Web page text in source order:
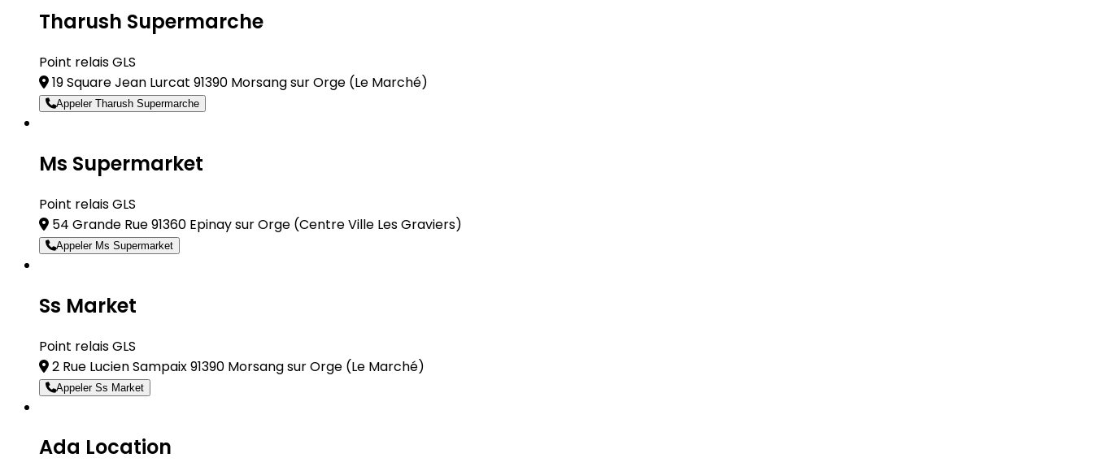
Tharush Supermarche
Point relais GLS
19 Square Jean Lurcat 91390 Morsang sur Orge (Le Marché)
Appeler Tharush Supermarche
Ms Supermarket
Point relais GLS
54 Grande Rue 91360 Epinay sur Orge (Centre Ville Les Graviers)
Appeler Ms Supermarket
Ss Market
Point relais GLS
2 Rue Lucien Sampaix 91390 Morsang sur Orge (Le Marché)
Appeler Ss Market
Ada Location